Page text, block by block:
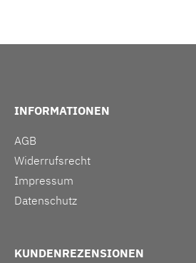
INFORMATIONEN
AGB
Widerrufsrecht
Impressum
Datenschutz
KUNDENREZENSIONEN